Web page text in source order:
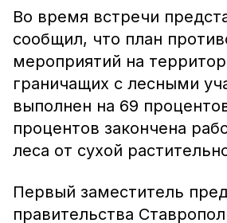
Во время встречи
сообщил, что план
мероприятий на
граничащих с лесными
выполнен на 69
процентов закончена
леса от сухой
Первый заместитель
правительства